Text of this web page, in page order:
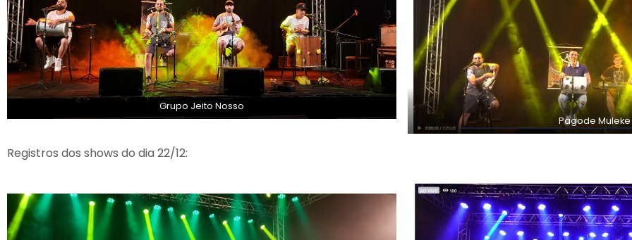
Grupo Jeito Nosso
Pagode Muleke
Registros dos shows do dia 22/12: